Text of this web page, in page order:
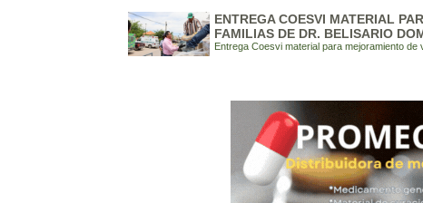
ENTREGA COESVI MATERIAL
FAMILIAS DE DR. BELISARIO
Entrega Coesvi material para mejoramiento